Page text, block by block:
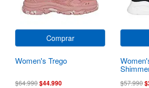
Comprar
Women's Trego
$64.990$44.990 $57.990